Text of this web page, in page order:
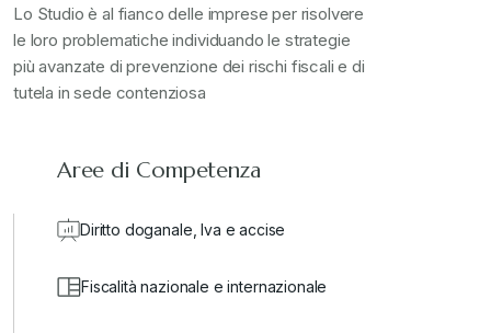
Lo Studio è al fianco delle imprese per risolvere
le loro problematiche individuando le strategie
più avanzate di prevenzione dei rischi fiscali e di
tutela in sede contenziosa
Aree di Competenza
Diritto doganale, Iva e accise
Fiscalità nazionale e internazionale